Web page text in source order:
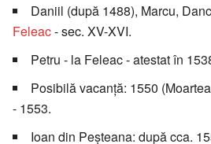
Daniil (după 1488), Marcu,
Feleac- sec. XV-XVI.
Petru - la Feleac - atestat în
Posibilă vacanță: 1550
- 1553.
Ioan din Peșteana: după cca.